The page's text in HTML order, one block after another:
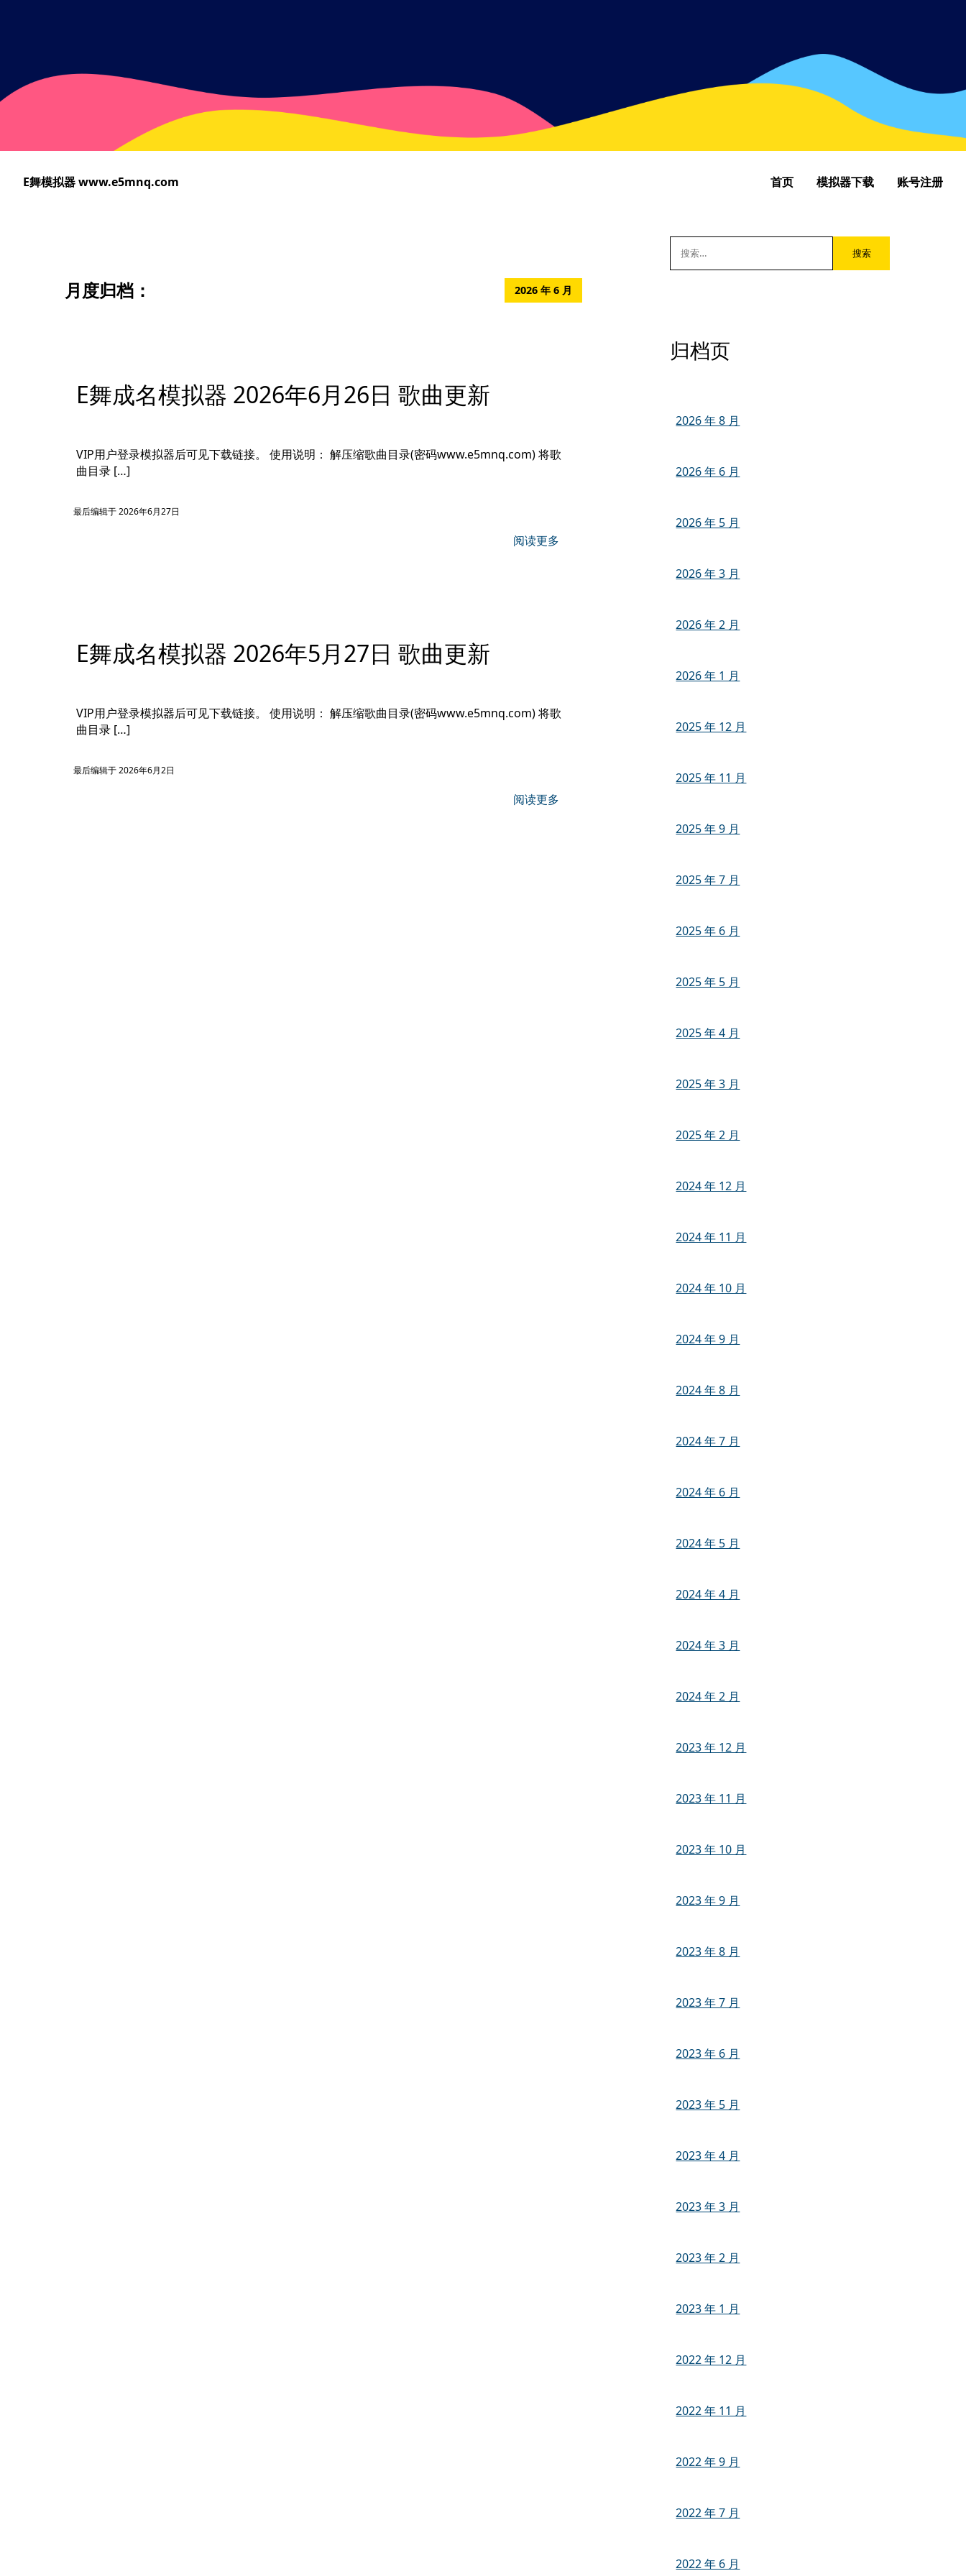
内
容
E舞模拟器 www.e5mnq.com 首页 模拟器下载 账号注册
月度归档： 2026 年 6 月
E舞成名模拟器 2026年6月26日 歌曲更新
VIP用户登录模拟器后可见下载链接。 使用说明： 解压缩歌曲目录(密码www.e5mnq.com) 将歌
曲目录 […]
最后编辑于 2026年6月27日
阅读更多
E舞成名模拟器 2026年5月27日 歌曲更新
VIP用户登录模拟器后可见下载链接。 使用说明： 解压缩歌曲目录(密码www.e5mnq.com) 将歌
曲目录 […]
最后编辑于 2026年6月2日
阅读更多
索：
归档页
2026 年 8 月
2026 年 6 月
2026 年 5 月
2026 年 3 月
2026 年 2 月
2026 年 1 月
2025 年 12 月
2025 年 11 月
2025 年 9 月
2025 年 7 月
2025 年 6 月
2025 年 5 月
2025 年 4 月
2025 年 3 月
2025 年 2 月
2024 年 12 月
2024 年 11 月
2024 年 10 月
2024 年 9 月
2024 年 8 月
2024 年 7 月
2024 年 6 月
2024 年 5 月
2024 年 4 月
2024 年 3 月
2024 年 2 月
2023 年 12 月
2023 年 11 月
2023 年 10 月
2023 年 9 月
2023 年 8 月
2023 年 7 月
2023 年 6 月
2023 年 5 月
2023 年 4 月
2023 年 3 月
2023 年 2 月
2023 年 1 月
2022 年 12 月
2022 年 11 月
2022 年 9 月
2022 年 7 月
2022 年 6 月